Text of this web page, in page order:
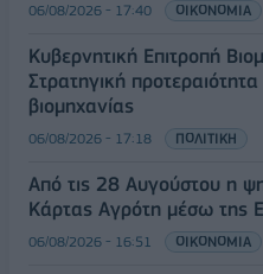
06/08/2026 - 17:40 ΟΙΚΟΝΟΜΙΑ
Κυβερνητική Επιτροπή
Στρατηγική
βιομηχανίας
06/08/2026 - 17:18 ΠΟΛΙΤΙΚΗ
Από τις 28 Αυγούστου η
Κάρτας Αγρότη μέσω της
06/08/2026 - 16:51 ΟΙΚΟΝΟΜΙΑ